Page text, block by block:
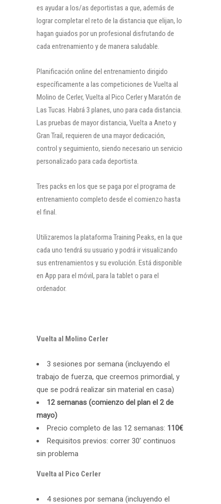
es ayudar a los/as deportistas a que, además de
lograr completar el reto de la distancia que elijan, lo
hagan guiados por un profesional disfrutando de
cada entrenamiento y de manera saludable.
Planificación online del entrenamiento dirigido
específicamente a las competiciones de Vuelta al
Molino de Cerler, Vuelta al Pico Cerler y Maratón de
Las Tucas. Habrá 3 planes, uno para cada distancia.
Las pruebas de mayor distancia, Vuelta a Aneto y
Gran Trail, requieren de una mayor dedicación,
control y seguimiento, siendo necesario un servicio
personalizado para cada deportista.
Tres packs en los que se paga por el programa de
entrenamiento completo desde el comienzo hasta
el final.
Utilizaremos la plataforma Training Peaks, en la que
cada uno tendrá su usuario y podrá ir visualizando
sus entrenamientos y su evolución. Está disponible
en App para el móvil, para la tablet o para el
ordenador.
Vuelta al Molino Cerler
3 sesiones por semana (incluyendo el
trabajo de fuerza, que creemos primordial, y
que se podrá realizar sin material en casa)
12 semanas (comienzo del plan el 2 de
mayo)
Precio completo de las 12 semanas: 110€
Requisitos previos: correr 30’ continuos
sin problema
Vuelta al Pico Cerler
4 sesiones por semana (incluyendo el